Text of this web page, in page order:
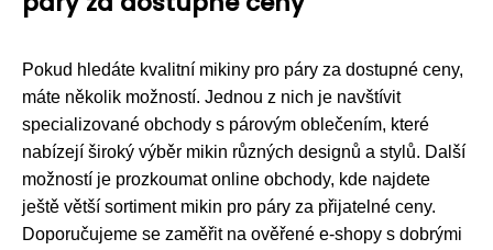
Pokud hledáte kvalitní mikiny pro páry za dostupné ceny,
máte několik možností. Jednou z nich je navštívit
specializované obchody s párovým oblečením, které
nabízejí široký výběr mikin různých designů a stylů. Další
možností je prozkoumat online obchody, kde najdete
ještě větší sortiment mikin pro páry za přijatelné ceny.
Doporučujeme se zaměřit na ověřené e-shopy s dobrými